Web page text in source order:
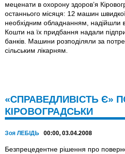
меценати в охорону здоров’я
останнього місяця: 12 машин
необхідним обладнанням, надійшли
Кошти на їх придбання надали
банків. Машини розподіляли за
сільським лікарням.
«СПРАВЕДЛИВІСТЬ Є»
КІРОВОГРАДСЬКИ
Зоя ЛЕБІДЬ 00:00, 03.04.2008
Безпрецедентне рішення про